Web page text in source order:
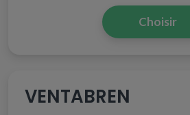
Choisir
VENTABREN